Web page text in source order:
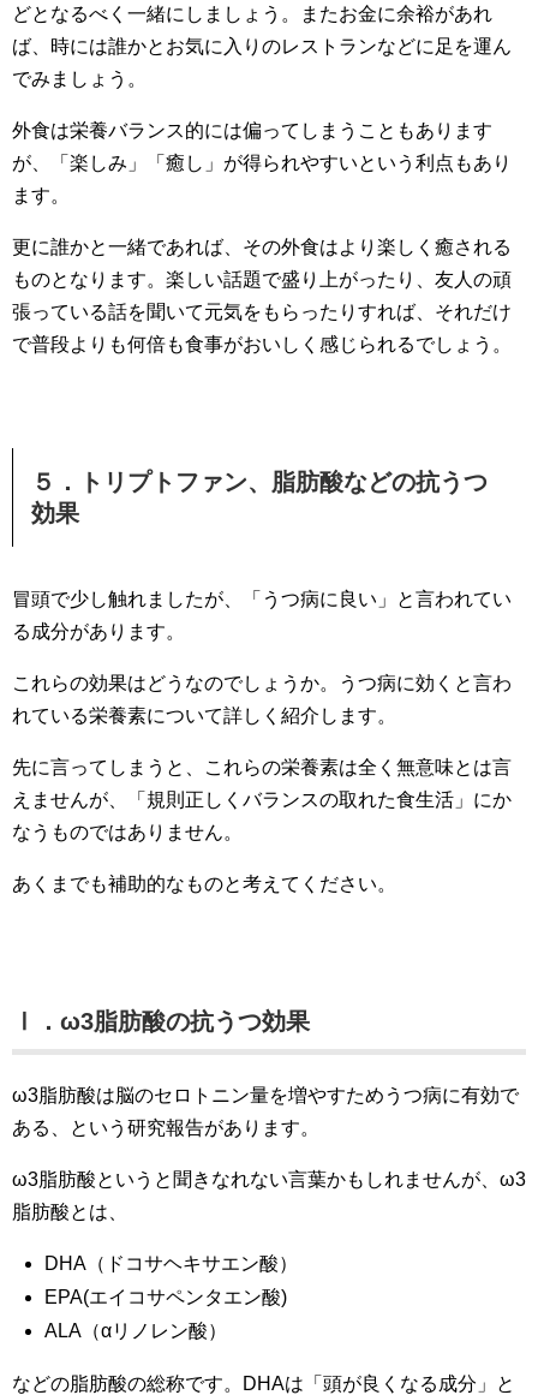
どとなるべく一緒にしましょう。またお金に余裕があれ
ば、時には誰かとお気に入りのレストランなどに足を運ん
でみましょう。
外食は栄養バランス的には偏ってしまうこともあります
が、「楽しみ」「癒し」が得られやすいという利点もあり
ます。
更に誰かと一緒であれば、その外食はより楽しく癒される
ものとなります。楽しい話題で盛り上がったり、友人の頑
張っている話を聞いて元気をもらったりすれば、それだけ
で普段よりも何倍も食事がおいしく感じられるでしょう。
５．トリプトファン、脂肪酸などの抗うつ
効果
冒頭で少し触れましたが、「うつ病に良い」と言われてい
る成分があります。
これらの効果はどうなのでしょうか。うつ病に効くと言わ
れている栄養素について詳しく紹介します。
先に言ってしまうと、これらの栄養素は全く無意味とは言
えませんが、「規則正しくバランスの取れた食生活」にか
なうものではありません。
あくまでも補助的なものと考えてください。
Ⅰ．ω3脂肪酸の抗うつ効果
ω3脂肪酸は脳のセロトニン量を増やすためうつ病に有効で
ある、という研究報告があります。
ω3脂肪酸というと聞きなれない言葉かもしれませんが、ω3
脂肪酸とは、
DHA（ドコサヘキサエン酸）
EPA(エイコサペンタエン酸)
ALA（αリノレン酸）
などの脂肪酸の総称です。DHAは「頭が良くなる成分」と